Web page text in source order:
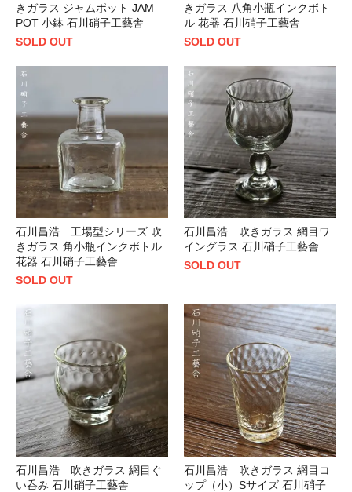
きガラス ジャムポット JAM
POT 小鉢 石川硝子工藝舎
SOLD OUT
きガラス 八角小瓶インクボト
ル 花器 石川硝子工藝舎
SOLD OUT
石川昌浩 工場型シリーズ 吹
きガラス 角小瓶インクボトル
花器 石川硝子工藝舎
SOLD OUT
石川昌浩 吹きガラス 網目ワ
イングラス 石川硝子工藝舎
SOLD OUT
石川昌浩 吹きガラス 網目ぐ
い呑み 石川硝子工藝舎
石川昌浩 吹きガラス 網目コ
ップ（小）Sサイズ 石川硝子